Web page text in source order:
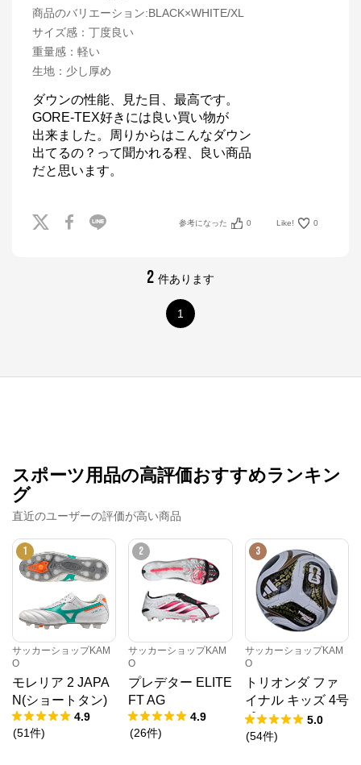
商品のバリエーション:BLACK×WHITE/XL
サイズ感 ： 丁度良い
重量感 ： 軽い
生地 ： 少し厚め
ダウンの性能、見た目、最高です。
GORE-TEX好きには良い買い物が
出来ました。周りからはこんなダウン
出てるの？って聞かれる程、良い商品
だと思います。
参考になった 0 Like! 0
2 件あります
1
スポーツ用品の高評価おすすめランキン
グ
直近のユーザーの評価が高い商品
1
サッカーショップKAM
O
モレリア 2 JAPA
N(ショートタン)
4.9
(51件)
2
サッカーショップKAM
O
プレデター ELITE
FT AG
4.9
(26件)
3
サッカーショップKAM
O
トリオンダ ファ
イナル キッズ 4号
球
5.0
(54件)